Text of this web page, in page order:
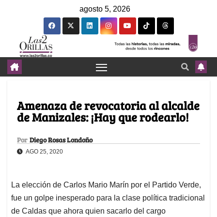
agosto 5, 2026
Amenaza de revocatoria al alcalde
de Manizales: ¡Hay que rodearlo!
Por Diego Rosas Londoño
AGO 25, 2020
La elección de Carlos Mario Marín por el Partido Verde,
fue un golpe inesperado para la clase política tradicional
de Caldas que ahora quien sacarlo del cargo